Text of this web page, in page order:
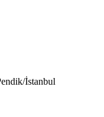
İstanbul